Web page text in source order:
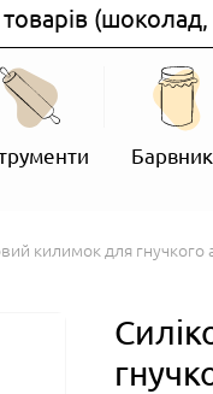
килимок для гнучкого